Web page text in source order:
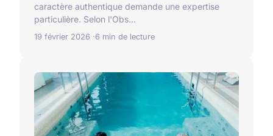
caractère authentique demande une expertise
particulière. Selon l'Obs...
19 février 2026 6 min de lecture